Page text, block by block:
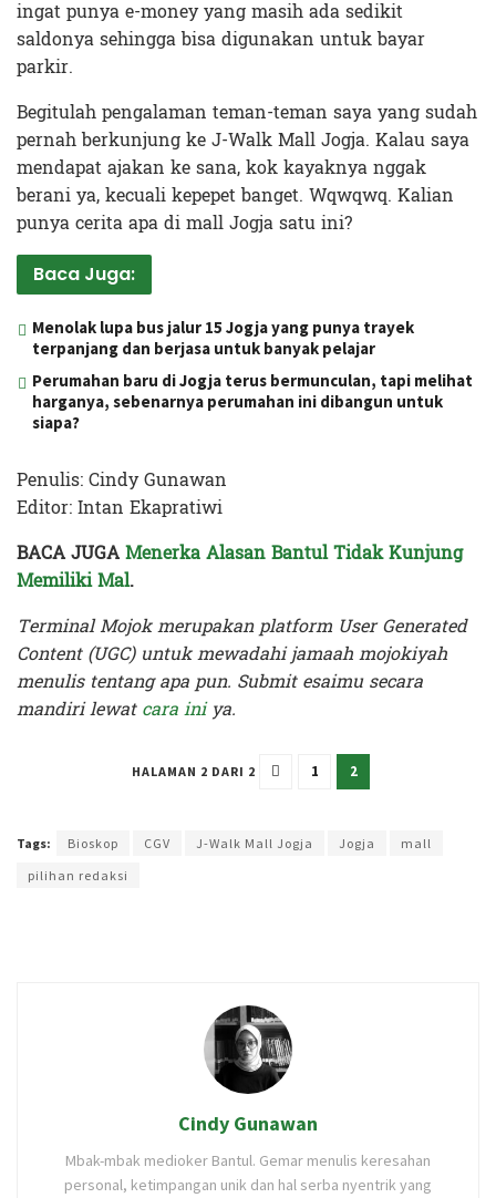
ingat punya e-money yang masih ada sedikit
saldonya sehingga bisa digunakan untuk bayar
parkir.
Begitulah pengalaman teman-teman saya yang sudah
pernah berkunjung ke J-Walk Mall Jogja. Kalau saya
mendapat ajakan ke sana, kok kayaknya nggak
berani ya, kecuali kepepet banget. Wqwqwq. Kalian
punya cerita apa di mall Jogja satu ini?
Baca Juga:
Menolak lupa bus jalur 15 Jogja yang punya trayek
terpanjang dan berjasa untuk banyak pelajar
Perumahan baru di Jogja terus bermunculan, tapi melihat
harganya, sebenarnya perumahan ini dibangun untuk
siapa?
Penulis: Cindy Gunawan
Editor: Intan Ekapratiwi
BACA JUGAMenerka Alasan Bantul Tidak Kunjung
Memiliki Mal.
Terminal Mojok merupakan platform User Generated
Content (UGC) untuk mewadahi jamaah mojokiyah
menulis tentang apa pun. Submit esaimu secara
mandiri lewatcara iniya.
HALAMAN 2 DARI 2 1 2
Tags: Bioskop CGV J-Walk Mall Jogja Jogja
mall
pilihan redaksi
Cindy Gunawan
Mbak-mbak medioker Bantul. Gemar menulis keresahan
personal, ketimpangan unik dan hal serba nyentrik yang